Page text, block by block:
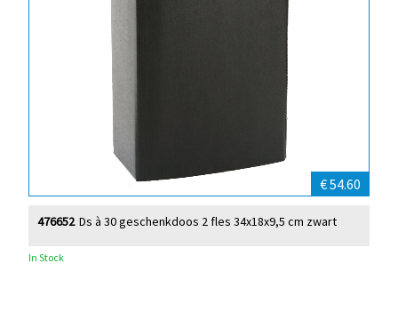
€ 54.60
Ds à 30 geschenkdoos 2 fles 34x18x9,5 cm zwart
476652
In Stock